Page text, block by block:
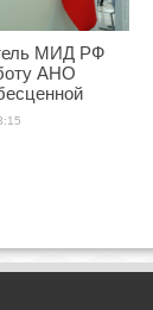
МИД РФ
АНО